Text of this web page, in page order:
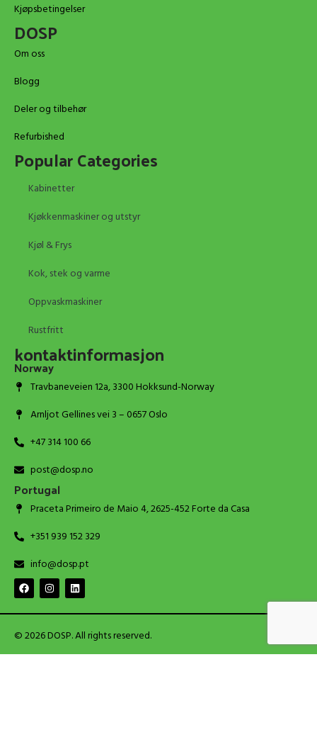
Kjøpsbetingelser
DOSP
Om oss
Blogg
Deler og tilbehør
Refurbished
Popular Categories
Kabinetter
Kjøkkenmaskiner og utstyr
Kjøl & Frys
Kok, stek og varme
Oppvaskmaskiner
Rustfritt
kontaktinformasjon
Norway
Travbaneveien 12a, 3300 Hokksund-Norway
Arnljot Gellines vei 3 – 0657 Oslo
+47 314 100 66
post@dosp.no
Portugal
Praceta Primeiro de Maio 4, 2625-452 Forte da Casa
+351 939 152 329
info@dosp.pt
© 2026 DOSP. All rights reserved.